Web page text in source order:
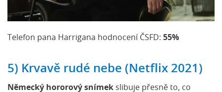
Telefon pana Harrigana hodnocení ČSFD: 55%
5) Krvavě rudé nebe (Netflix 2021)
Německý hororový snímek slibuje přesně to, co